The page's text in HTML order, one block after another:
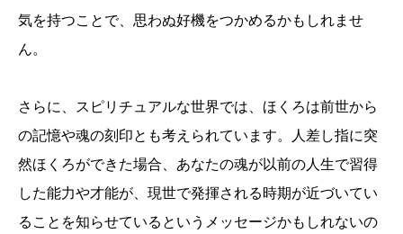
気を持つことで、思わぬ好機をつかめるかもしれませ
ん。
さらに、スピリチュアルな世界では、ほくろは前世から
の記憶や魂の刻印とも考えられています。人差し指に突
然ほくろができた場合、あなたの魂が以前の人生で習得
した能力や才能が、現世で発揮される時期が近づいてい
ることを知らせているというメッセージかもしれないの